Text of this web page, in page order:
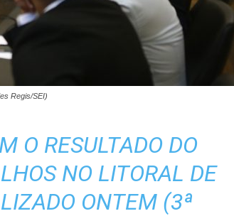
Regis/SEI)
O RESULTADO DO
NO LITORAL DE
ONTEM (3ª